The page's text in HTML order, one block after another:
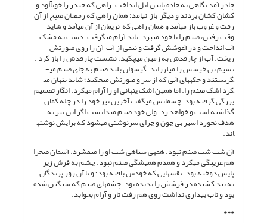
چادر آمد نگاهی به جاده پایین ایل انداخت. راهی که حیدر را خون­آلود و
کشان کشان بردند و دیگر باز نیامد؛ همان راهی که رمضان صبح از آن
رفت و غروب باز می­آمد و همان راهی که نریمان از آن می­آمد و شاید
وقت رفتن، صنم را با خود می­برد. باید آرام می­گرفت. دست به مشک
آب انداخت و در آغوشش گرفت و نیمی از آب آن را روی صورتش
ریخت. آب از چارقدش به زمین می­چکید. نشست چارقدش را باز کرد .
نسیم تن خیسش را می­لرزاند. گیسوان بلند صنم به جای صنم می­
گریستند و چکه­های آبی که از سر و صورتش می­چکید؛ شاید پنهان می­
کرد اشک صنم را. اما همین اشک پنهانی او را آرام می­کرد. انگار تصمیم
بزرگی گرفته بود. چشمانش می­گفت آخرین تیر خود را در چله کمان
گذاشته است و خواهد زد. ولی خود صنم می­دانست اگر این تیر به
هدف نخورد اسیر بی چون و چرای سرنوشتی می­شود که برایش نوشته­
اند.
آن شب شب صنم نبود. همه­ی سیاهی شب او را می­فشرد. آسمان صحرا
هم غریبگی می­کرد و هم­دم همیشگی صنم نبود. چشم به فرش زیر
پایش دوخته بود. نقش­هایی که خودش بافته بود؛ و تا آن روز پرندگان
به بند کشیده در فرشش را ندیده بود. چشم­های صنم که سنگین شده
بود و تاب بیداری نداشت روی هم رفت تار و آرام بخوابد.
***